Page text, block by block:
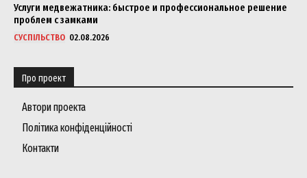
Услуги медвежатника: быстрое и профессиональное решение
проблем с замками
СУСПІЛЬСТВО 02.08.2026
Про проект
Автори проекта
Політика конфіденційності
Контакти